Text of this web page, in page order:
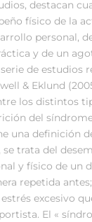
destacan
físico de la
personal,
y de un
de estudios
& Eklund
los distintos
del
una definición
trata del
y físico de un
repetida
excesivo
El «